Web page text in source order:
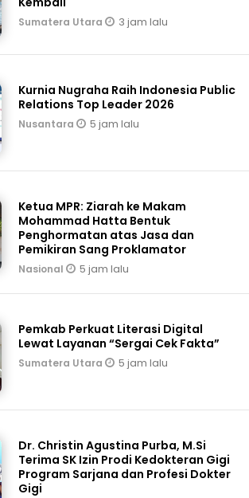
Sumatera Utara 3 jam lalu
Kurnia Nugraha Raih Indonesia Public
Relations Top Leader 2026
Nusantara 5 jam lalu
Ketua MPR: Ziarah ke Makam
Mohammad Hatta Bentuk
Penghormatan atas Jasa dan
Pemikiran Sang Proklamator
Nasional 5 jam lalu
Pemkab Perkuat Literasi Digital
Lewat Layanan “Sergai Cek Fakta”
Sumatera Utara 5 jam lalu
Dr. Christin Agustina Purba, M.Si
Terima SK Izin Prodi Kedokteran Gigi
Program Sarjana dan Profesi Dokter
Gigi